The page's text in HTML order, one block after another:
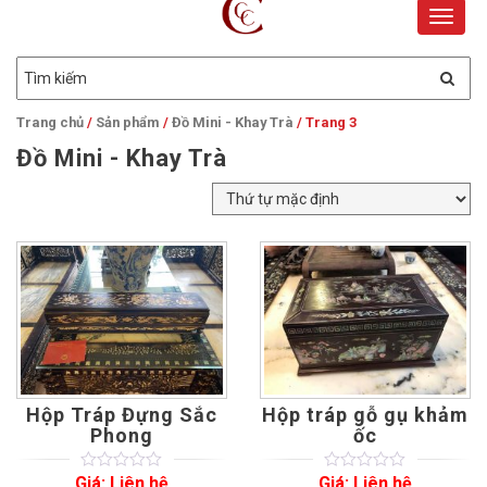
Toggle
Trang chủ / Sản phẩm / Đồ Mini - Khay Trà / Trang 3
Đồ Mini - Khay Trà
Hộp Tráp Đựng Sắc
Phong
0
5
0
Hộp tráp gỗ gụ khảm
ốc
0
5
0